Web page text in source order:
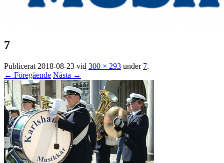
7
Publicerat 2018-08-23 vid 300 × 293 under 7.
← Föregående Nästa →